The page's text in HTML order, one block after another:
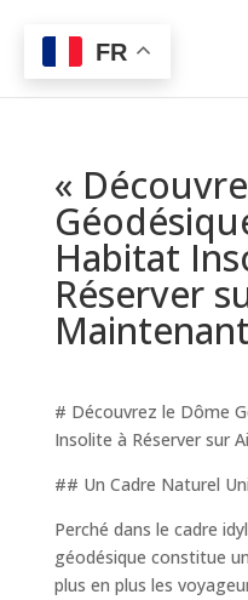
«
Habitat
Réserver
# Découvrez le Dôme
Insolite à Réserver sur
## Un Cadre Naturel
Perché dans le cadre
géodésique constitue
plus en plus les
FR